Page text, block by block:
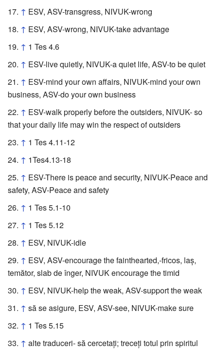
↑ ESV, ASV-transgress, NIVUK-wrong
↑ ESV, ASV-wrong, NIVUK-take advantage
↑ 1 Tes 4.6
↑ ESV-live quietly, NIVUK-a quiet life, ASV-to be quiet
↑ ESV-mind your own affairs, NIVUK-mind your own
business, ASV-do your own business
↑ ESV-walk properly before the outsiders, NIVUK- so
that your daily life may win the respect of outsiders
↑ 1 Tes 4.11-12
↑ 1Tes4.13-18
↑ ESV-There is peace and security, NIVUK-Peace and
safety, ASV-Peace and safety
↑ 1 Tes 5.1-10
↑ 1 Tes 5.12
↑ ESV, NIVUK-idle
↑ ESV, ASV-encourage the fainthearted,-fricos, laş,
temător, slab de înger, NIVUK encourage the timid
↑ ESV, NIVUK-help the weak, ASV-support the weak
↑ să se asigure, ESV, ASV-see, NIVUK-make sure
↑ 1 Tes 5.15
↑ alte traduceri- să cercetaţi; treceţi totul prin spiritul